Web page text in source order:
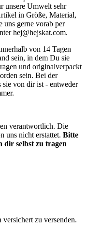
unsere Umwelt sehr
in Größe, Material,
uns gerne vorab per
hej@hejskat.com.
von 14 Tagen
sein, in dem Du sie
und originalverpackt
sein. Bei der
sie von dir ist - entweder
verantwortlich. Die
uns nicht erstattet. Bitte
dir selbst zu tragen
zu versenden.